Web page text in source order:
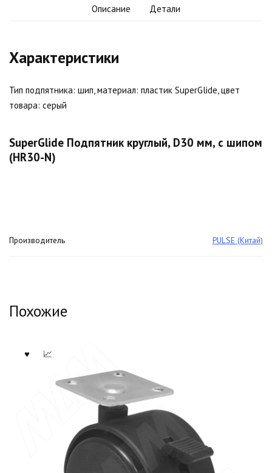
Описание Детали
Характеристики
Тип подпятника: шип, материал: пластик SuperGlide, цвет
товара: серый
SuperGlide Подпятник круглый, D30 мм, с шипом
(HR30-N)
Производитель PULSE (Китай)
Похожие